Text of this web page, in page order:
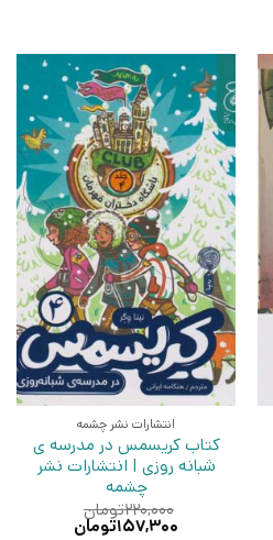
انتشارات نشر چشمه
کتاب کریسمس در مدرسه ی
شبانه روزی | انتشارات نشر
چشمه
۲۲۰,۰۰۰تومان
قیمت
۱۵۷,۳۰۰تومان